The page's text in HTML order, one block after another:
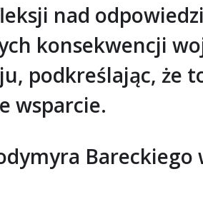
nad
konsekwencji
podkreślając, że
wsparcie.
Bareckiego